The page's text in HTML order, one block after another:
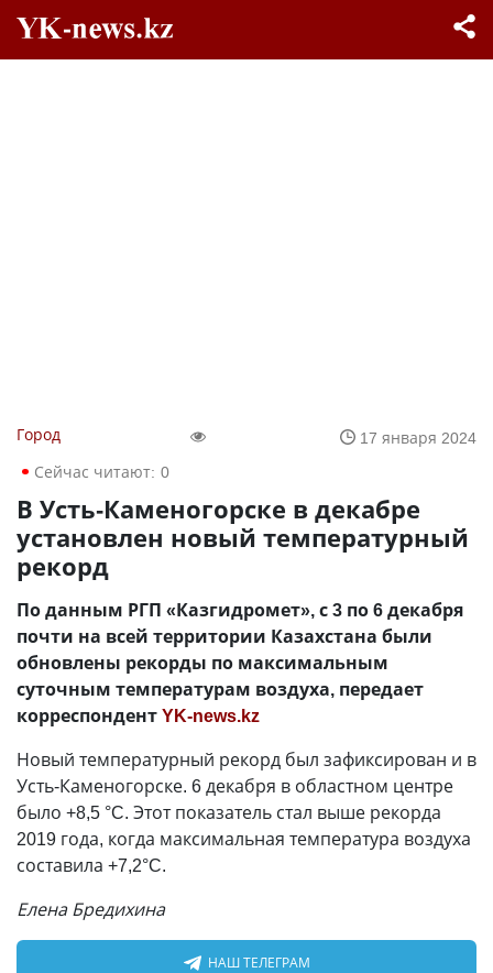
Город
17 января 2024
Сейчас читают: 0
В Усть-Каменогорске в декабре
установлен новый температурный
рекорд
По данным РГП «Казгидромет», с 3 по 6 декабря
почти на всей территории Казахстана были
обновлены рекорды по максимальным
суточным температурам воздуха, передает
корреспондентYK-news.kz
Новый температурный рекорд был зафиксирован и в
Усть-Каменогорске. 6 декабря в областном центре
было +8,5 °C. Этот показатель стал выше рекорда
2019 года, когда максимальная температура воздуха
составила +7,2°C.
Елена Бредихина
НАШ ТЕЛЕГРАМ